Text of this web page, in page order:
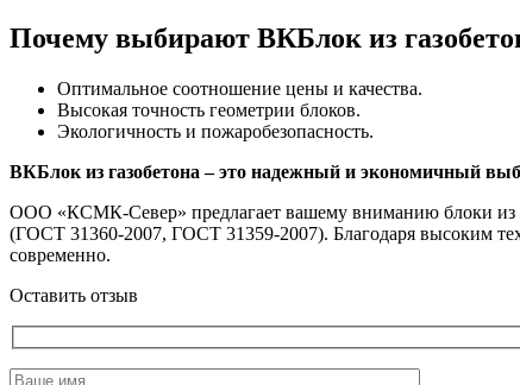
Почему выбирают ВКБлок из
Оптимальное соотношение цены и качества.
Высокая точность геометрии блоков.
Экологичность и пожаробезопасность.
ВКБлок из газобетона – это надежный и экономичный
ООО «КСМК-Север» предлагает вашему вниманию блоки из
(ГОСТ 31360-2007, ГОСТ 31359-2007). Благодаря высоким
современно.
Оставить отзыв